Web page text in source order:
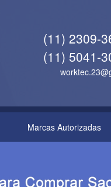
(11) 2309-
(11) 5041-
Marcas Autorizadas